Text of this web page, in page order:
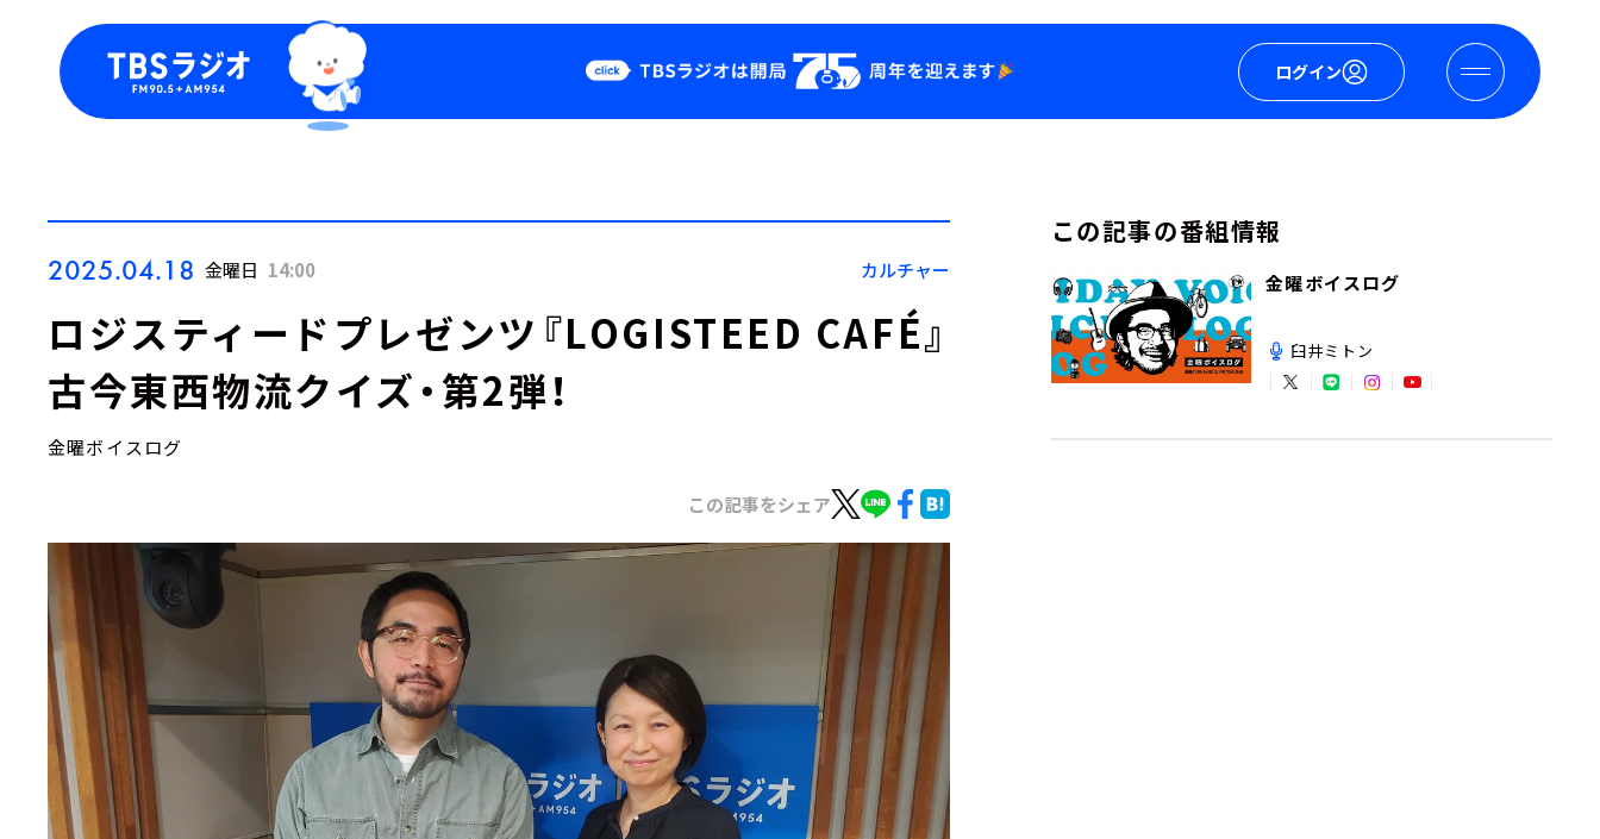
ログイン
Podcast
YouTube
2025.04.18 金曜日 14:00 カルチャー
ロジスティードプレゼンツ『LOGISTEED CAFÉ』
古今東西物流クイズ・第2弾！
金曜ボイスログ
この記事をシェア
この記事の番組情報
金曜ボイスログ
臼井ミトン